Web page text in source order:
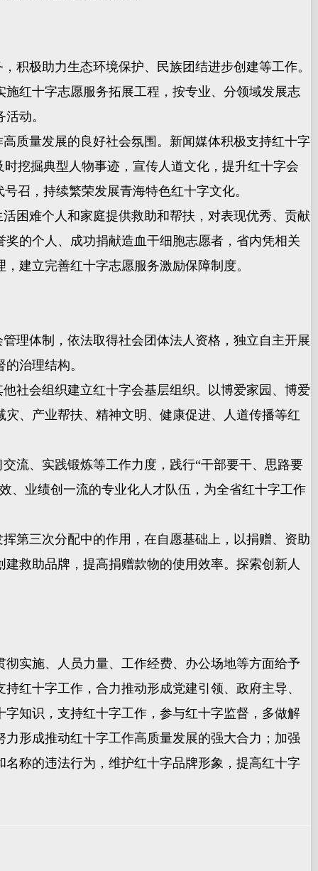
极助力生态环境保护、民族团结进步创建等工作。
红十字志愿服务拓展工程，按专业、分领域发展志
动。
量发展的良好社会氛围。新闻媒体积极支持红十字
挖掘典型人物事迹，宣传人道文化，提升红十字会
召，持续繁荣发展青海特色红十字文化。
难个人和家庭提供救助和帮扶，对表现优秀、贡献
的个人、成功捐献造血干细胞志愿者，省内凭相关
建立完善红十字志愿服务激励保障制度。
体制，依法取得社会团体法人资格，独立自主开展
治理结构。
会组织建立红十字会基层组织。以博爱家园、博爱
、产业帮扶、精神文明、健康促进、人道传播等红
、实践锻炼等工作力度，践行“干部要干、思路要
、业绩创一流的专业化人才队伍，为全省红十字工作
三次分配中的作用，在自愿基础上，以捐赠、资助
救助品牌，提高捐赠款物的使用效率。探索创新人
实施、人员力量、工作经费、办公场地等方面给予
红十字工作，合力推动形成党建引领、政府主导、
知识，支持红十字工作，参与红十字监督，多做解
形成推动红十字工作高质量发展的强大合力；加强
称的违法行为，维护红十字品牌形象，提高红十字